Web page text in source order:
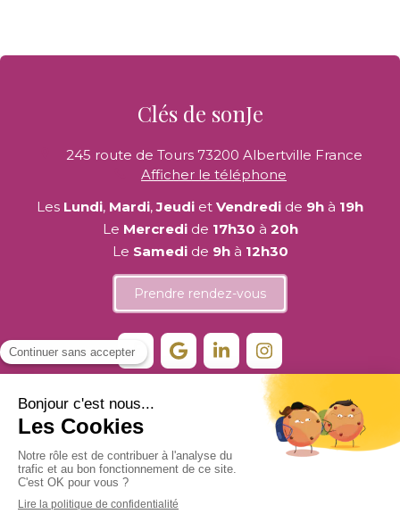
Clés de sonJe
245 route de Tours 73200 Albertville France
Afficher le téléphone
Les Lundi, Mardi,Jeudi et Vendredi de 9h à 19h
Le Mercredide 17h30 à 20h
Le Samedide 9hà 12h30
Prendre rendez-vous
Mentions légales
©2026 Clés de sonJe - Hypnothérapie